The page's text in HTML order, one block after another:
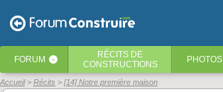
FORUM ‹ RÉCITS DE
CONSTRUCTIONS
PHOTOS
Accueil Récits [14] Notre première maison